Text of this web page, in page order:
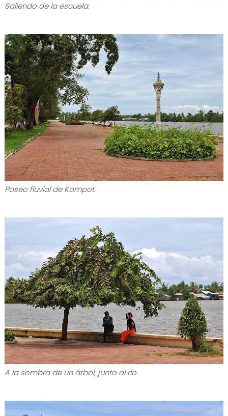
Saliendo de la escuela.
Paseo fluvial de Kampot.
A la sombra de un árbol, junto al río.